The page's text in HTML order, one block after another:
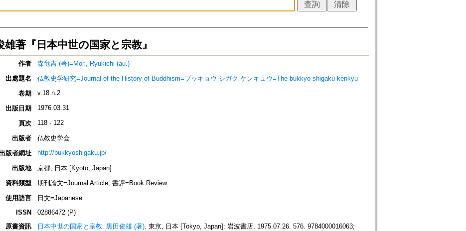
雄著『日本中世の国家と宗教』
作者
森竜吉 (著)=Mori, Ryukichi (au.)
出處題名
仏教史学研究=Journal of the History of Buddhism=ブッキョウ シガク ケンキュウ=The bukkyo shigaku kenkyu
卷期
v.18 n.2
出版日期 1976.03.31
頁次 118 - 122
出版者
仏教史学会
版者網址
http://bukkyoshigaku.jp/
出版地
京都, 日本 [Kyoto, Japan]
資料類型
期刊論文=Journal Article; 書評=Book Review
使用語言
日文=Japanese
ISSN
02886472 (P)
原書資訊
日本中世の国家と宗教. 黒田俊雄 (著). 東京, 日本 [Tokyo, Japan]: 岩波書店, 1975.07.26. 576. 9784000016063;